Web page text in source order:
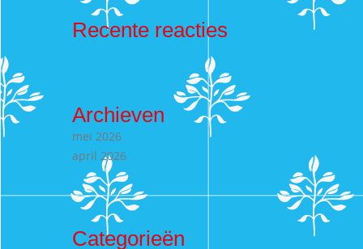
Recente reacties
Archieven
mei 2026
april 2026
Categorieën